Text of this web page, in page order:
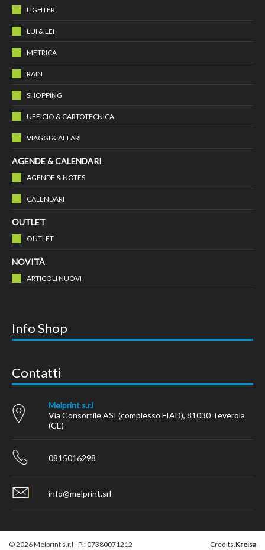
LIGHTER
LUI & LEI
METRICA
RAIN
SHOPPING
UFFICIO & CARTOTECNICA
VIAGGI & AFFARI
AGENDE & CALENDARI
AGENDE & NOTES
CALENDARI
OUTLET
OUTLET
NOVITÀ
ARTICOLI NUOVI
Info Shop
Contatti
Melprint s.r.l
Via Consortile ASI (complesso FIAD), 81030 Teverola
(CE)
0815016298
info@melprint.srl
© 2026 Melprint s.r.l - PI: 07380071212 Credits.Kreisa